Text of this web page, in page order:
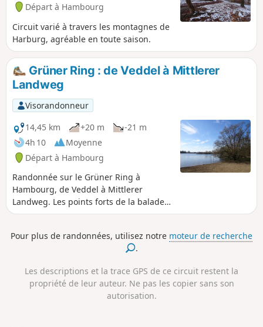
Départ à Hambourg
Circuit varié à travers les montagnes de
Harburg, agréable en toute saison.
Grüner Ring : de Veddel à Mittlerer
Landweg
Visorandonneur
14,45 km
+20 m
-21 m
4h 10
Moyenne
Départ à Hambourg
Randonnée sur le Grüner Ring à
Hambourg, de Veddel à Mittlerer
Landweg. Les points forts de la balade
sont le parc Entenwerder sur l'Elbe, l'île
lac Eichbaumsee.
Pour plus de randonnées, utilisez notre moteur de recherche
.
Les descriptions et la trace GPS de ce circuit restent la
propriété de leur auteur. Ne pas les copier sans son
autorisation.